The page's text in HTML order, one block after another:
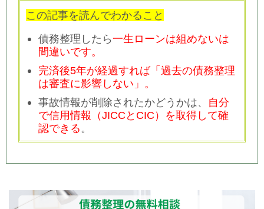
この記事を読んでわかること
債務整理したら一生ローンは組めないは
間違いです。
完済後5年が経過すれば「過去の債務整理
は審査に影響しない」。
事故情報が削除されたかどうかは、 自分
で信用情報（JICCとCIC）を取得して確
認できる。